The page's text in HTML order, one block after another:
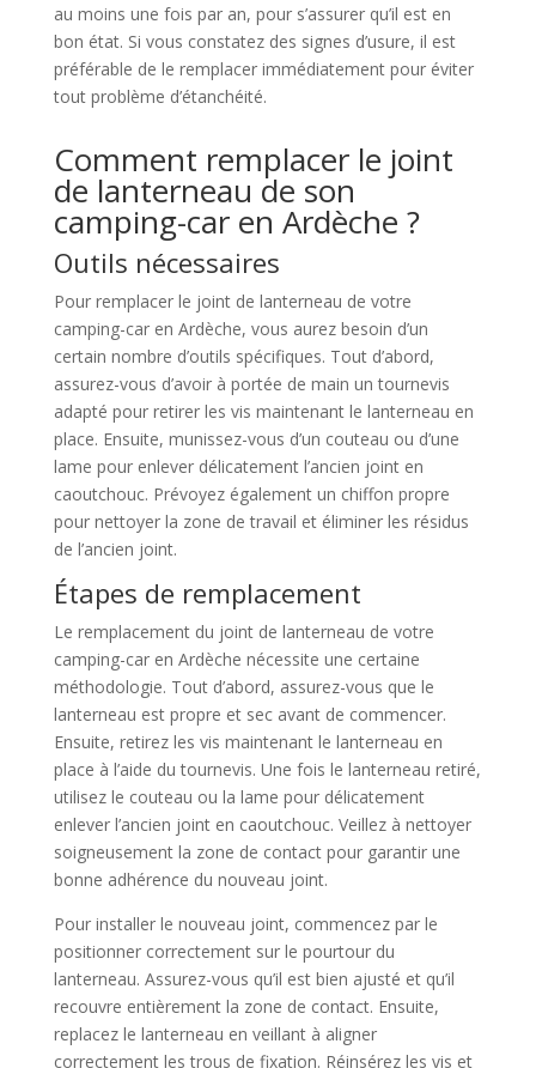
au moins une fois par an, pour s’assurer qu’il est en
bon état. Si vous constatez des signes d’usure, il est
préférable de le remplacer immédiatement pour éviter
tout problème d’étanchéité.
Comment remplacer le joint
de lanterneau de son
camping-car en Ardèche ?
Outils nécessaires
Pour remplacer le joint de lanterneau de votre
camping-car en Ardèche, vous aurez besoin d’un
certain nombre d’outils spécifiques. Tout d’abord,
assurez-vous d’avoir à portée de main un tournevis
adapté pour retirer les vis maintenant le lanterneau en
place. Ensuite, munissez-vous d’un couteau ou d’une
lame pour enlever délicatement l’ancien joint en
caoutchouc. Prévoyez également un chiffon propre
pour nettoyer la zone de travail et éliminer les résidus
de l’ancien joint.
Étapes de remplacement
Le remplacement du joint de lanterneau de votre
camping-car en Ardèche nécessite une certaine
méthodologie. Tout d’abord, assurez-vous que le
lanterneau est propre et sec avant de commencer.
Ensuite, retirez les vis maintenant le lanterneau en
place à l’aide du tournevis. Une fois le lanterneau retiré,
utilisez le couteau ou la lame pour délicatement
enlever l’ancien joint en caoutchouc. Veillez à nettoyer
soigneusement la zone de contact pour garantir une
bonne adhérence du nouveau joint.
Pour installer le nouveau joint, commencez par le
positionner correctement sur le pourtour du
lanterneau. Assurez-vous qu’il est bien ajusté et qu’il
recouvre entièrement la zone de contact. Ensuite,
replacez le lanterneau en veillant à aligner
correctement les trous de fixation. Réinsérez les vis et